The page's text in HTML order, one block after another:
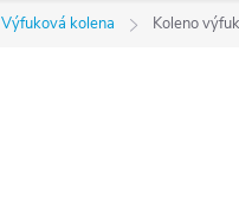
Výfuková kolena Koleno